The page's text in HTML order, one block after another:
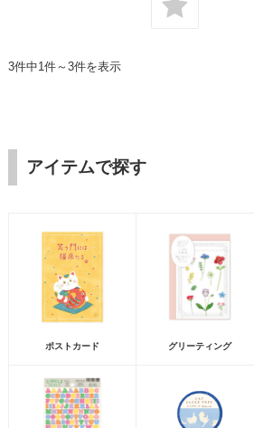
3件中1件～3件を表示
アイテムで探す
ポストカード グリーティング